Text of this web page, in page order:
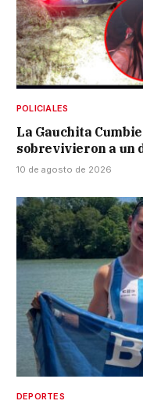
POLICIALES
La Gauchita
sobrevivieron a un
10 de agosto de 2026
DEPORTES